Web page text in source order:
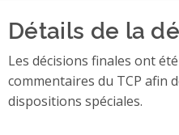
Détails de la
Les décisions finales ont
commentaires du TCP afin
dispositions spéciales.